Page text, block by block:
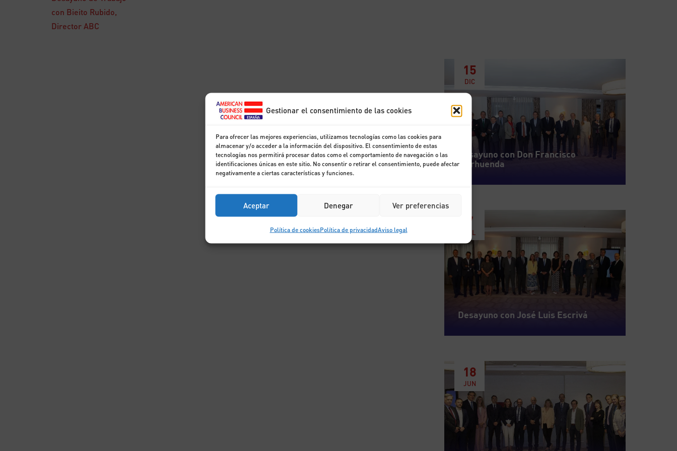
Gestionar el consentimiento de las cookies
Para ofrecer las mejores experiencias, utilizamos tecnologías como las cookies para
almacenar y/o acceder a la información del dispositivo. El consentimiento de estas
tecnologías nos permitirá procesar datos como el comportamiento de navegación o las
identificaciones únicas en este sitio. No consentir o retirar el consentimiento, puede afectar
negativamente a ciertas características y funciones.
Aceptar Denegar Ver preferencias
Política de cookiesPolítica de privacidadAviso legal
con Bieito Rubido,
Director ABC
15
DIC
Desayuno con Don Francisco
Marhuenda
7
JUL
Desayuno con José Luis Escrivá
18
JUN